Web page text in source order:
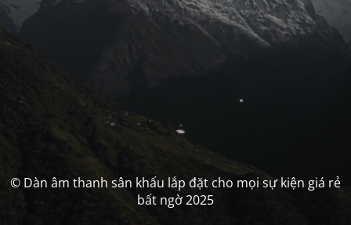
© Dàn âm thanh sân khấu lắp đặt cho mọi sự kiện giá rẻ
bất ngờ 2025